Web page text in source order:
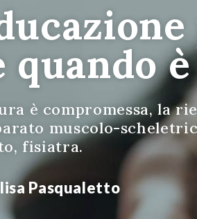
quando
è compromessa, la
muscolo-
fisiatra.
Pasqualetto